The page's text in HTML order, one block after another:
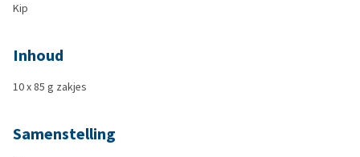
Kip
Inhoud
10 x 85 g zakjes
Samenstelling